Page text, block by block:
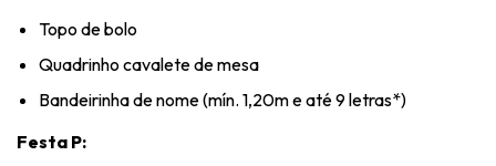
Topo de bolo
Quadrinho cavalete de mesa
Bandeirinha de nome (mín. 1,20m e até 9 letras*)
Festa P: